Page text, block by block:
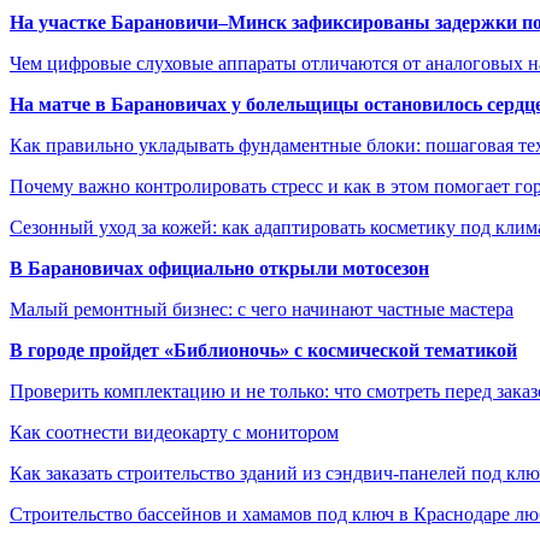
На участке Барановичи–Минск зафиксированы задержки
Чем цифровые слуховые аппараты отличаются от аналоговых
На матче в Барановичах у болельщицы остановилось
Как правильно укладывать фундаментные блоки: пошаговая
Почему важно контролировать стресс и как в этом помогает
Сезонный уход за кожей: как адаптировать косметику под
В Барановичах официально открыли мотосезон
Малый ремонтный бизнес: с чего начинают частные мастера
В городе пройдет «Библионочь» с космической тематикой
Проверить комплектацию и не только: что смотреть перед
Как соотнести видеокарту с монитором
Как заказать строительство зданий из сэндвич-панелей под
Строительство бассейнов и хамамов под ключ в Краснодаре